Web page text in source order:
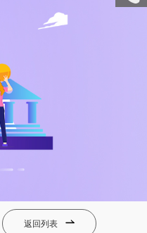
返回列表 